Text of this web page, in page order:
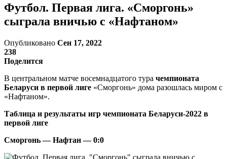
Футбол. Первая лига. «Сморгонь»
сыграла вничью с «Нафтаном»
Опубликовано Сен 17, 2022
238
Поделится
В центральном матче восемнадцатого тура чемпионата
Беларуси в первой лиге «Сморгонь» дома разошлась миром с
«Нафтаном».
Таблица и результаты игр чемпионата Беларуси-2022 в
первой лиге
Сморгонь — Нафтан — 0:0